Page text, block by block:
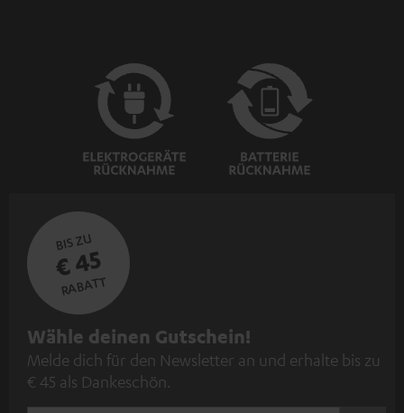
BIS ZU
€ 45
RABATT
N
e
w
Wähle deinen Gutschein!
Melde dich für den Newsletter an und erhalte bis zu
€ 45 als Dankeschön.